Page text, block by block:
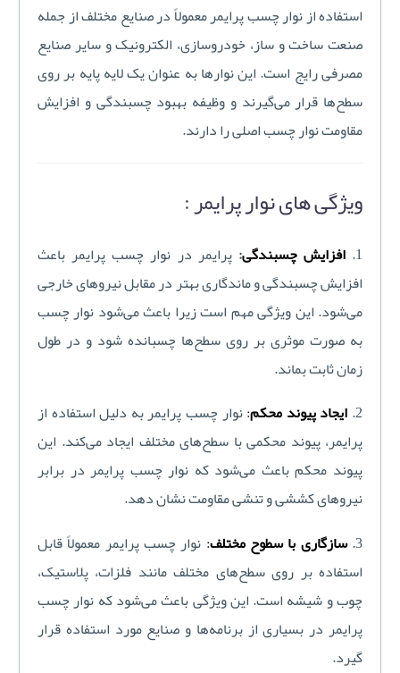
استفاده از نوار چسب پرایمر معمولاً در صنایع مختلف از جمله
صنعت ساخت و ساز، خودروسازی، الکترونیک و سایر صنایع
مصرفی رایج است. این نوارها به عنوان یک لایه پایه بر روی
سطح‌ها قرار می‌گیرند و وظیفه بهبود چسبندگی و افزایش
مقاومت نوار چسب اصلی را دارند.
ویژگی های نوار پرایمر :
1. افزایش چسبندگی: پرایمر در نوار چسب پرایمر باعث
افزایش چسبندگی و ماندگاری بهتر در مقابل نیروهای خارجی
می‌شود. این ویژگی مهم است زیرا باعث می‌شود نوار چسب
به صورت موثری بر روی سطح‌ها چسبانده شود و در طول
زمان ثابت بماند.
2. ایجادپیوند محکم:نوار چسب پرایمر به دلیل استفاده از
پرایمر، پیوند محکمی با سطح‌های مختلف ایجاد می‌کند. این
پیوند محکم باعث می‌شود که نوار چسب پرایمر در برابر
نیروهای کششی و تنشی مقاومت نشان دهد.
3. سازگاری با سطوح مختلف: نوار چسب پرایمر معمولاً قابل
استفاده بر روی سطح‌های مختلف مانند فلزات، پلاستیک،
چوب و شیشه است. این ویژگی باعث می‌شود که نوار چسب
پرایمر در بسیاری از برنامه‌ها و صنایع مورد استفاده قرار
گیرد.